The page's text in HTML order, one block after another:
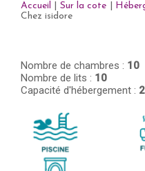
Accueil Sur la cote
Chez isidore
Nombre de chambres : 10
Nombre de lits : 10
Capacité d'hébergement :